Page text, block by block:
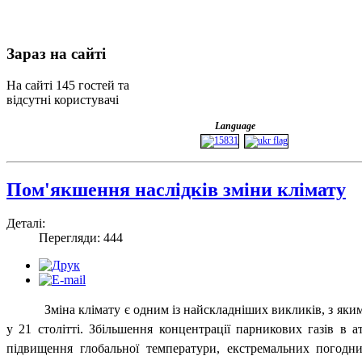
Зараз на сайті
На сайті 145 гостей та
відсутні користувачі
Language
Пом'якшення наслідків зміни клімату
Деталі:
Перегляди: 444
Зміна клімату є одним із найскладніших викликів, з
у 21 столітті. Збільшення концентрації парникових газів в
підвищення глобальної температури, екстремальних